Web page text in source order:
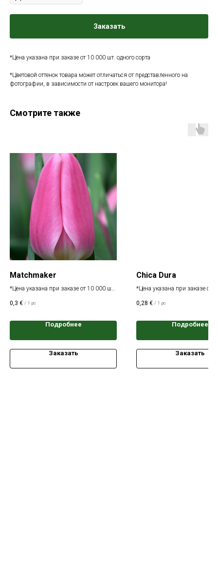
Заказать
*Цена указана при заказе от 10 000 шт. одного сорта
*Цветовой оттенок товара может отличаться от представленного на
фотографии, в зависимости от настроек вашего монитора!
Смотрите также
Matchmaker
*Цена указана при заказе от 10 000 шт.
0,3 € / 1 pc
Подробнее
Заказать
Chica Dura
*Цена указана при заказе от
0,28 € / 1 pc
Подробнее
Заказать